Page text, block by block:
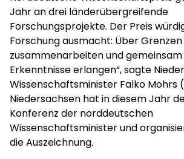
Jahr an drei länderübergreifende
Forschungsprojekte. Der Preis
Forschung ausmacht: Über
zusammenarbeiten und
Erkenntnisse erlangen“, sagte
Wissenschaftsminister Falko Mohrs
Niedersachsen hat in diesem Jahr
Konferenz der norddeutschen
Wissenschaftsminister und
die Auszeichnung.